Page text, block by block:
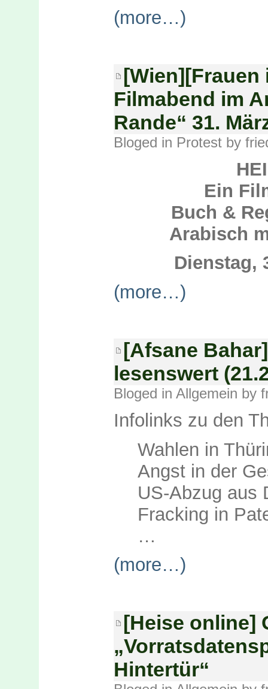
(more…)
Filmabend im
Rande“ 31.
Bloged in Protest by
Ein
Buch &
Arabisch
Dienstag,
(more…)
[Afsane
lesenswert
Bloged in Allgemein by
Infolinks zu den
Wahlen in
Angst in der
US-Abzug aus
Fracking in
…
(more…)
[Heise online]
Hintertür“